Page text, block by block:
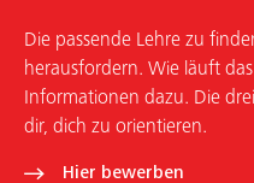
Über uns
Arbeiten bei uns
Die passende Lehre zu
herausfordern. Wie läuft
Informationen dazu. Die
dir, dich zu orientieren.
Hier bewerben